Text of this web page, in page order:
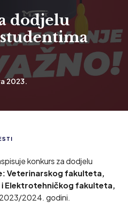
dodjelu
2023.
konkurs za dodjelu
Veterinarskog fakulteta,
Elektrotehničkog fakulteta,
2024. godini.